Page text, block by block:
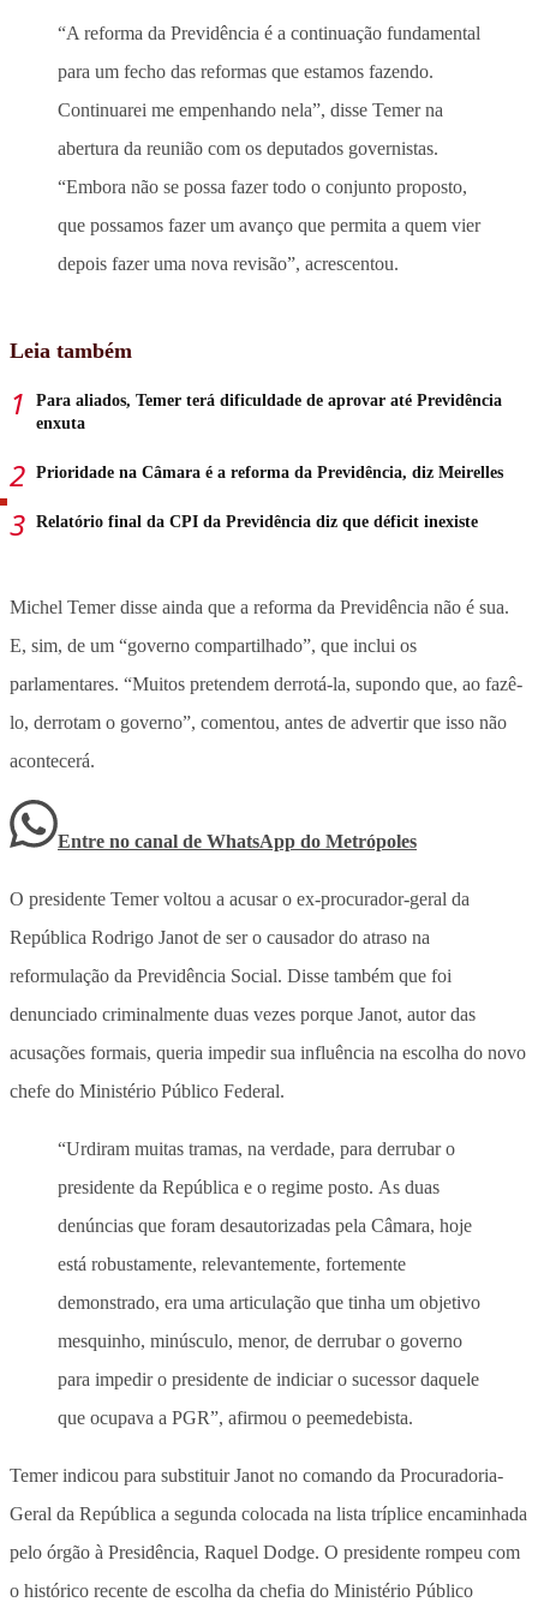
“A reforma da Previdência é a continuação fundamental
para um fecho das reformas que estamos fazendo.
Continuarei me empenhando nela”, disse Temer na
abertura da reunião com os deputados governistas.
“Embora não se possa fazer todo o conjunto proposto,
que possamos fazer um avanço que permita a quem vier
depois fazer uma nova revisão”, acrescentou.
Leia também
Para aliados, Temer terá dificuldade de aprovar até Previdência
enxuta
Prioridade na Câmara é a reforma da Previdência, diz Meirelles
Relatório final da CPI da Previdência diz que déficit inexiste
Michel Temer disse ainda que a reforma da Previdência não é sua.
E, sim, de um “governo compartilhado”, que inclui os
parlamentares. “Muitos pretendem derrotá-la, supondo que, ao fazê-
lo, derrotam o governo”, comentou, antes de advertir que isso não
acontecerá.
Entre no canal de WhatsApp do Metrópoles
O presidente Temer voltou a acusar o ex-procurador-geral da
República Rodrigo Janot de ser o causador do atraso na
reformulação da Previdência Social. Disse também que foi
denunciado criminalmente duas vezes porque Janot, autor das
acusações formais, queria impedir sua influência na escolha do novo
chefe do Ministério Público Federal.
“Urdiram muitas tramas, na verdade, para derrubar o
presidente da República e o regime posto. As duas
denúncias que foram desautorizadas pela Câmara, hoje
está robustamente, relevantemente, fortemente
demonstrado, era uma articulação que tinha um objetivo
mesquinho, minúsculo, menor, de derrubar o governo
para impedir o presidente de indiciar o sucessor daquele
que ocupava a PGR”, afirmou o peemedebista.
Temer indicou para substituir Janot no comando da Procuradoria-
Geral da República a segunda colocada na lista tríplice encaminhada
pelo órgão à Presidência, Raquel Dodge. O presidente rompeu com
o histórico recente de escolha da chefia do Ministério Público